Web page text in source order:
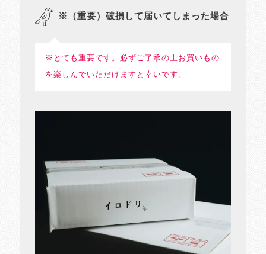
※（重要）破損して届いてしまった場合
※とても重要です。必ずご了承の上お買いもの
を楽しんでいただけますと幸いです。